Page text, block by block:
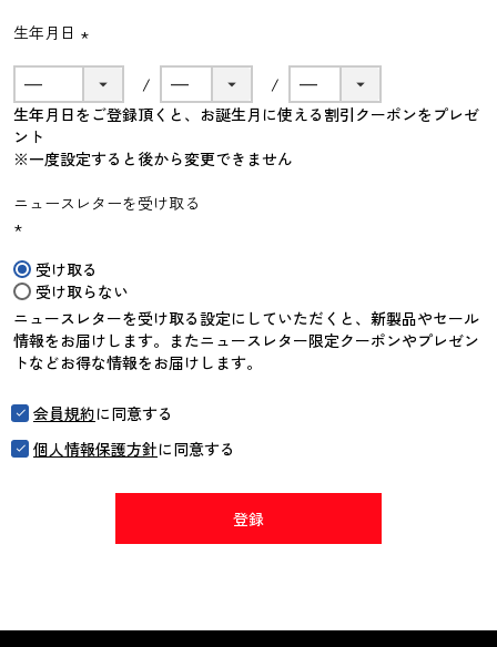
生年月日
(必
須)
生年月日をご登録頂くと、お誕生月に使える割引クーポンをプレゼ
ント
※一度設定すると後から変更できません
ニュースレターを受け取る
須) 受け取る
受け取らない
ニュースレターを受け取る設定にしていただくと、新製品やセール
情報をお届けします。またニュースレター限定クーポンやプレゼン
トなどお得な情報をお届けします。
会員規約に同意する
個人情報保護方針に同意する
登録